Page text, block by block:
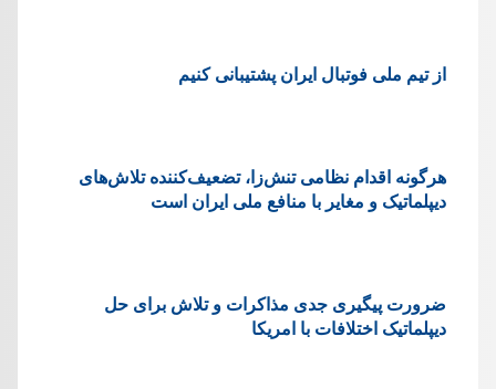
از تیم ملی فوتبال ایران پشتیبانی کنیم
هرگونه اقدام نظامی تنش‌زا، تضعیف‌کننده تلاش‌های
دیپلماتیک و مغایر با منافع ملی ایران است
ضرورت پیگیری جدی مذاکرات و تلاش برای حل
دیپلماتیک اختلافات با امریکا